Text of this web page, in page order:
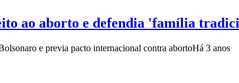
ao aborto e defendia 'família
e previa pacto internacional contra abortoHá 3 anos